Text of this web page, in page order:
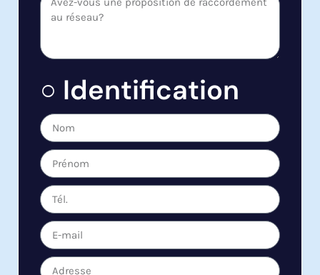
○ Identification